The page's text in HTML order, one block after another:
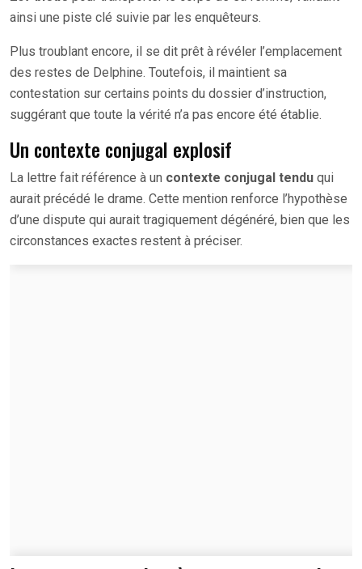
ainsi une piste clé suivie par les enquêteurs.
Plus troublant encore, il se dit prêt à révéler l’emplacement
des restes de Delphine. Toutefois, il maintient sa
contestation sur certains points du dossier d’instruction,
suggérant que toute la vérité n’a pas encore été établie.
Un contexte conjugal explosif
La lettre fait référence à un contexte conjugal tendu qui
aurait précédé le drame. Cette mention renforce l’hypothèse
d’une dispute qui aurait tragiquement dégénéré, bien que les
circonstances exactes restent à préciser.